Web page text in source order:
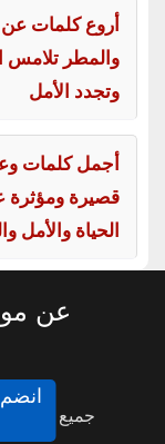
أروع كلمات عن
والمطر تلامس
وتجدد الأمل
أجمل كلمات
قصيرة ومؤثرة
الحياة والأمل
عن
جميع الحقوق
انضم